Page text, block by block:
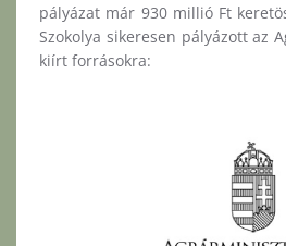
pályázat már 930 millió Ft
Szokolya sikeresen pályázott az
kiírt forrásokra: